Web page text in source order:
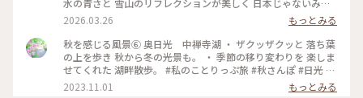
正面から見るスワンボート アオレンジャー？ モモレンジャ
ー？ 緑や桃色の仮面を被った 戦隊のように見えました🤣 ・ ・
#ちいさな列車旅 #ぽかぽか熱海厳寒日光母娘旅 #母娘旅 #こと
りっぷ日光 #ことりっぷ栃木 #ドライブ #日光ドライブ #冬の
中禅寺湖 #冬の日光 #湖 #冬 #華厳の滝 #滝 #スワンボート #日
光 #日光市 #栃木県 #栃木
いに 素敵な景色を見せてくれました💙 紅葉の季節が最高なの
は わかっていましたが 私たちには初めての 中禅寺湖✨ 冬なら
ではの景色を楽しめました🥰 ・ 湖畔にはたくさんのスワンボ
ート🦢 白鳥のプリンセスや 個性的な黒鳥さんなど 春が来るの
を待っていました💕 3月の中禅寺湖はシーズンオフ 素敵ユーザ
ーさんたちの 投稿を見て行きたかった 英国大使館別荘などは
閉館中🤣 残念ではありましたが 無理だと思っていたいろは坂
2026.03.26
もっとみる
秋を感じる風景⑥ 奥日光 中禅寺湖 ・ ザクッザクッと 落ち葉
の上を歩き 秋から冬の光景も。 ・ 季節の移り変わりを 楽しま
せてくれた 湖畔散歩。 #私のことりっぷ旅 #秋さんぽ #日光 #
紅葉 #奥日光 #中禅寺湖
2023.11.01 もっとみる